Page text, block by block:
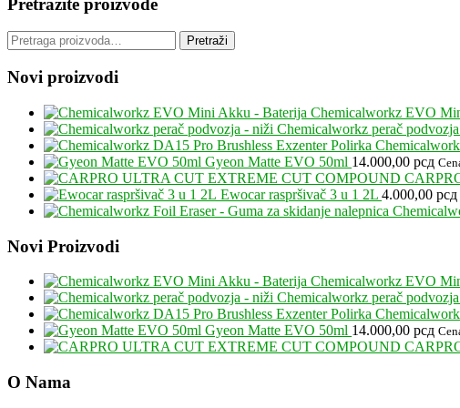
Pretražite proizvode
Pretraga
za:
Pretraži
Novi proizvodi
Chemicalworkz EVO
Chemicalworkz perač
Gyeon Matte EVO 50ml 14.000,00 рсд
Ewocar raspršivač 3 u 1 2L 4.000,00 рсд
Footer
Novi Proizvodi
Chemicalworkz EVO
Chemicalworkz perač
Gyeon Matte EVO 50ml 14.000,00 рсд
O Nama